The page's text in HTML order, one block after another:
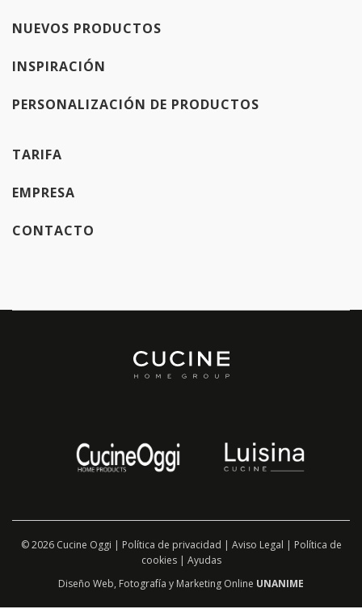
NUEVOS PRODUCTOS
INSPIRACIÓN
PERSONALIZACIÓN DE PRODUCTOS
TARIFA
EMPRESA
CONTACTO
© 2026 Cucine Oggi | Política de privacidad | Aviso Legal | Política de
cookies| Ayudas
Diseño Web, Fotografía y Marketing Online UNANIME